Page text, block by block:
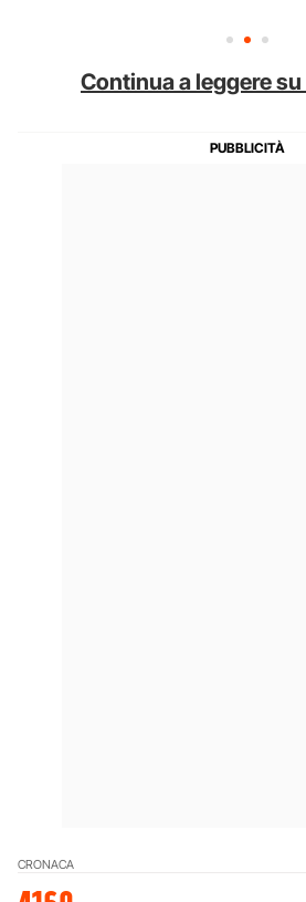
Continua a leggere
CRONACA